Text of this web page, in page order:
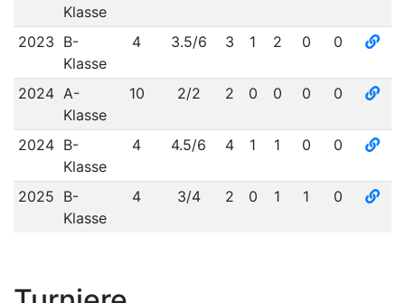
Klasse
2023 B-
Klasse
4 3.5/6 3 1 2 0 0
2024 A-
Klasse
10 2/2 2 0 0 0 0
2024 B-
Klasse
4 4.5/6 4 1 1 0 0
2025 B-
Klasse
4 3/4 2 0 1 1 0